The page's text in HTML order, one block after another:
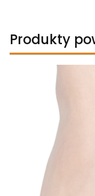
Produkty